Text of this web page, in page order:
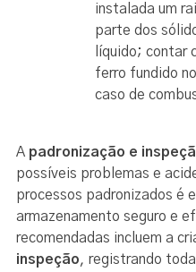
instalada um
parte dos
líquido; contar
ferro fundido
caso de
A padronização e
possíveis problemas e
processos padronizados é
armazenamento seguro e
recomendadas incluem a
inspeção, registrando